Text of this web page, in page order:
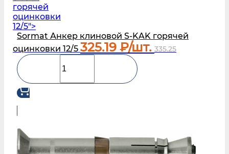
горячей
оцинковки
12/5">
Sormat Анкер клиновой S‑KAK горячей
оцинковки 12/5 325.19 ₽/шт. 335.25